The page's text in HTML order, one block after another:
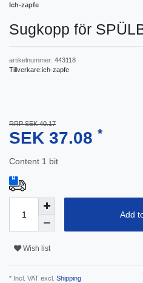
Ich-zapfe
Sugkopp för
artikelnummer: 443118
Tillverkare:ich-zapfe
RRP SEK 40.17
SEK 37.08 *
Content 1 bit
Add
Wish list
* Incl. VAT excl. Shipping